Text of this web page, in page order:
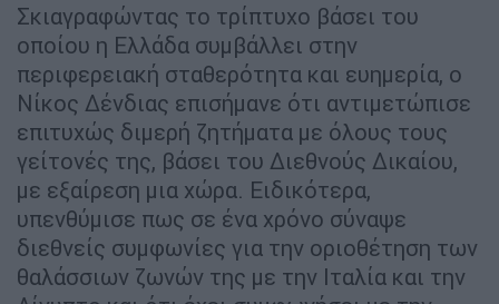
Σκιαγραφώντας το τρίπτυχο βάσει του
οποίου η Ελλάδα συμβάλλει στην
περιφερειακή σταθερότητα και ευημερία, ο
Νίκος Δένδιας επισήμανε ότι αντιμετώπισε
επιτυχώς διμερή ζητήματα με όλους τους
γείτονές της, βάσει του Διεθνούς Δικαίου,
με εξαίρεση μια χώρα. Ειδικότερα,
υπενθύμισε πως σε ένα χρόνο σύναψε
διεθνείς συμφωνίες για την οριοθέτηση των
θαλάσσιων ζωνών της με την Ιταλία και την